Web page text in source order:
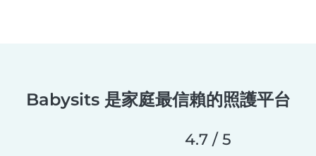
Babysits 是家庭最信賴的照護平台
4.7 / 5